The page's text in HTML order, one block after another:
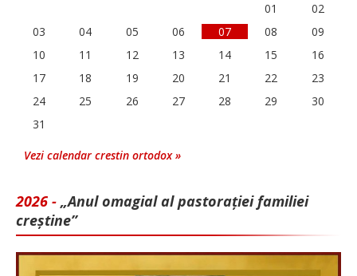
01
02
03
04 05 06 07 08
09
10
11 12 13 14 15
16
17
18 19 20 21 22
23
24
25 26 27 28 29
30
31
Vezi calendar crestin ortodox »
2026 - „Anul omagial al pastorației familiei
creștine”